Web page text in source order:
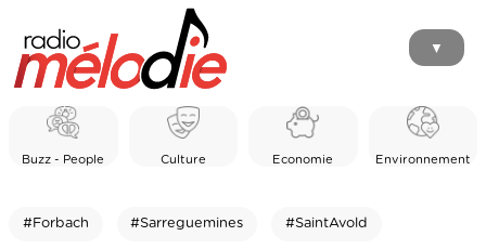
▼
Buzz - People Culture Economie Environnement
#Forbach #Sarreguemines #SaintAvold